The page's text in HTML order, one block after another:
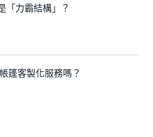
「力霸結構」？
篷客製化服務嗎？